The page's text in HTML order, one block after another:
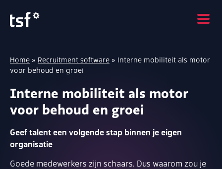
Home » Recruitment software » Interne mobiliteit als motor
voor behoud en groei
Interne mobiliteit als motor
voor behoud en groei
Geef talent een volgende stap binnen je eigen
organisatie
Goede medewerkers zijn schaars. Dus waarom zou je